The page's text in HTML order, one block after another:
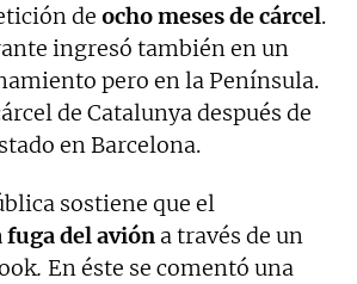
de ocho meses de cárcel.
ingresó también en un
pero en la Península.
de Catalunya después de
en Barcelona.
sostiene que el
fuga del avión a través de un
. En éste se comentó una